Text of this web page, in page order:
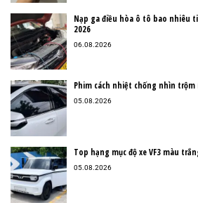
Nạp ga điều hòa ô tô bao nhiêu
2026
06.08.2026
Phim cách nhiệt chống nhìn
05.08.2026
Top hạng mục độ xe VF3 màu
05.08.2026